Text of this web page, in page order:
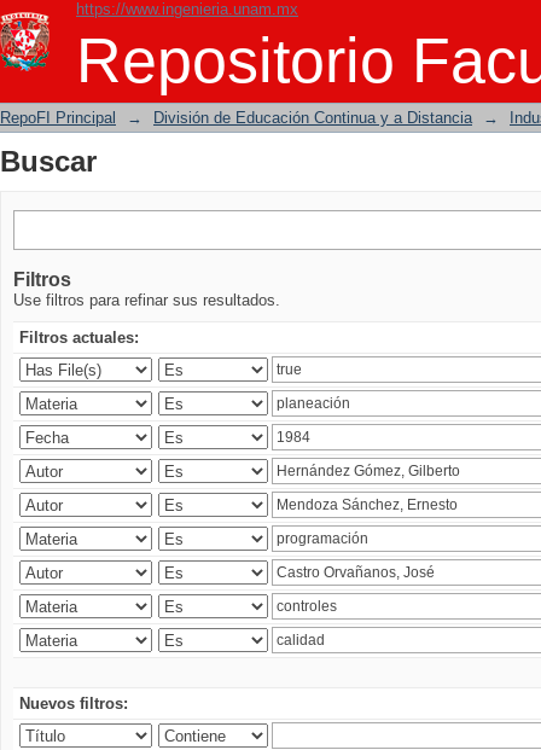
https://www.ingenieria.unam.mx
Repositorio
Buscar
RepoFI Principal → División de Educación Continua y a Distancia →
Buscar
Filtros
Use filtros para refinar sus resultados.
Filtros actuales:
Nuevos filtros: